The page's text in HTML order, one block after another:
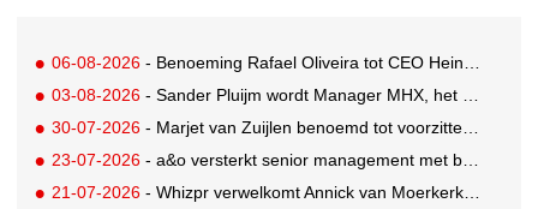
06-08-2026 - Benoeming Rafael Oliveira tot CEO Heineken nu defintief
03-08-2026 - Sander Pluijm wordt Manager MHX, het branded content label van Mediahuis
30-07-2026 - Marjet van Zuijlen benoemd tot voorzitter Raad van Toezicht Eye Filmmuseum
23-07-2026 - a&o versterkt senior management met benoeming Markus Harder tot CFO
21-07-2026 - Whizpr verwelkomt Annick van Moerkerk als Junior PR-Consultant